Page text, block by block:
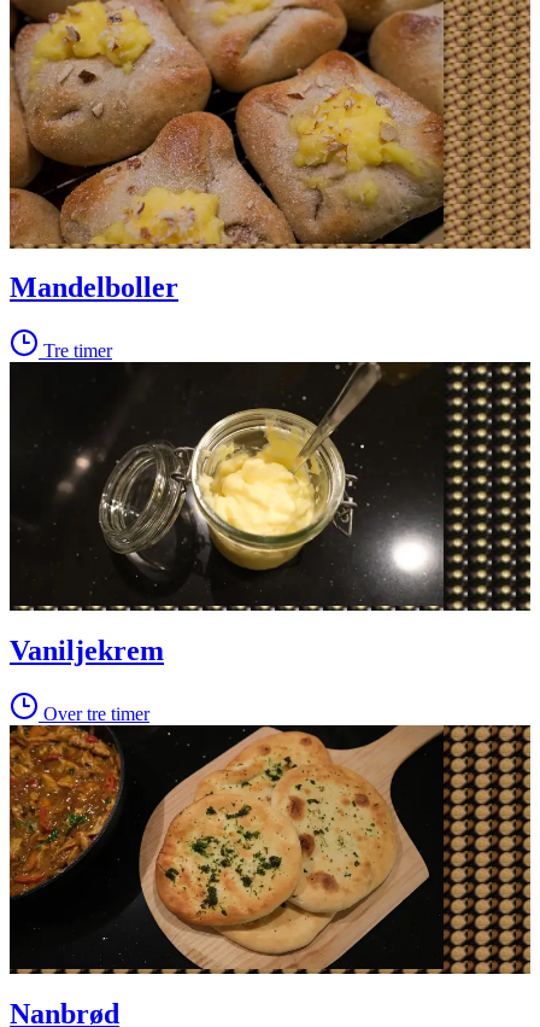
Mandelboller
Tre timer
Vaniljekrem
Over tre timer
Nanbrød